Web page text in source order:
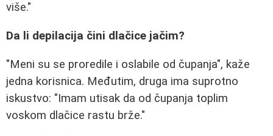
više."
Da li depilacija čini dlačice jačim?
"Meni su se proredile i oslabile od čupanja", kaže
jedna korisnica. Međutim, druga ima suprotno
iskustvo: "Imam utisak da od čupanja toplim
voskom dlačice rastu brže."